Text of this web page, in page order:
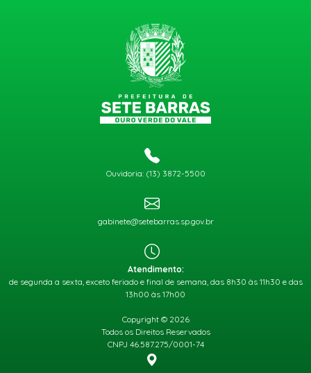
Ouvidoria: (13) 3872-5500
gabinete@setebarras.sp.gov.br
Atendimento:
de segunda a sexta, exceto feriado e final de semana, das 8h30 às 11h30 e das
13h00 às 17h00
Copyright © 2026
Todos os Direitos Reservados
CNPJ 46.587.275/0001-74